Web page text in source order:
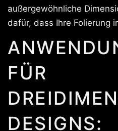
außergewöhnliche
dafür, dass Ihre Folierung
FÜR
DESIGNS: